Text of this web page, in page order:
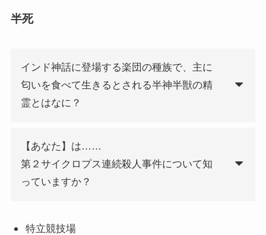
半死
インド神話に登場する楽団の種族で、主に
匂いを食べて生きるとされる半神半獣の精
霊とはなに？
【あなた】は……
第２サイクロプス連続殺人事件について知
っていますか？
特立競技場